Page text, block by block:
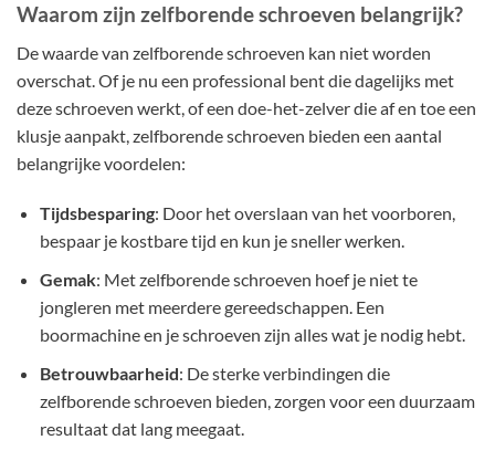
Waarom zijn zelfborende schroeven belangrijk?
De waarde van zelfborende schroeven kan niet worden
overschat. Of je nu een professional bent die dagelijks met
deze schroeven werkt, of een doe-het-zelver die af en toe een
klusje aanpakt, zelfborende schroeven bieden een aantal
belangrijke voordelen:
Tijdsbesparing: Door het overslaan van het voorboren,
bespaar je kostbare tijd en kun je sneller werken.
Gemak: Met zelfborende schroeven hoef je niet te
jongleren met meerdere gereedschappen. Een
boormachine en je schroeven zijn alles wat je nodig hebt.
Betrouwbaarheid: De sterke verbindingen die
zelfborende schroeven bieden, zorgen voor een duurzaam
resultaat dat lang meegaat.